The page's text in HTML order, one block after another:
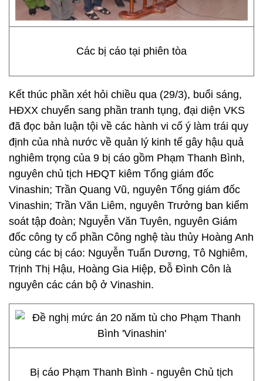
Các bị cáo tại phiên tòa
Kết thúc phần xét hỏi chiều qua (29/3), buổi sáng,
HĐXX chuyển sang phần tranh tụng, đại diện VKS
đã đọc bản luận tội về các hành vi cố ý làm trái quy
định của nhà nước về quản lý kinh tế gây hậu quả
nghiêm trọng của 9 bị cáo gồm Phạm Thanh Bình,
nguyên chủ tịch HĐQT kiêm Tổng giám đốc
Vinashin; Trần Quang Vũ, nguyên Tổng giám đốc
Vinashin; Trần Văn Liêm, nguyên Trưởng ban kiểm
soát tập đoàn; Nguyễn Văn Tuyên, nguyên Giám
đốc công ty cổ phần Công nghệ tàu thủy Hoàng Anh
cùng các bị cáo: Nguyễn Tuấn Dương, Tô Nghiêm,
Trịnh Thị Hậu, Hoàng Gia Hiệp, Đỗ Đình Côn là
nguyên các cán bộ ở Vinashin.
Bị cáo Phạm Thanh Bình - nguyên Chủ tịch